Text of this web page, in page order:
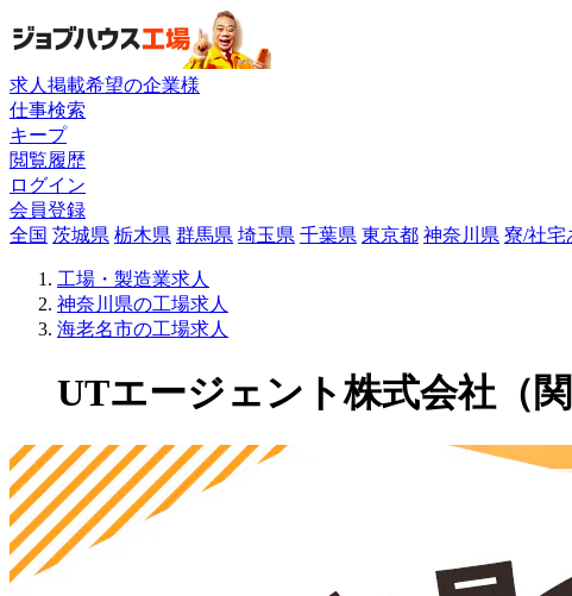
求人掲載希望の企業様
仕事検索
キープ
閲覧履歴
ログイン
会員登録
全国 茨城県 栃木県 群馬県 埼玉県 千葉県 東京都 神奈川県 寮/社宅
工場・製造業求人
神奈川県の工場求人
海老名市の工場求人
UTエージェント株式会社（